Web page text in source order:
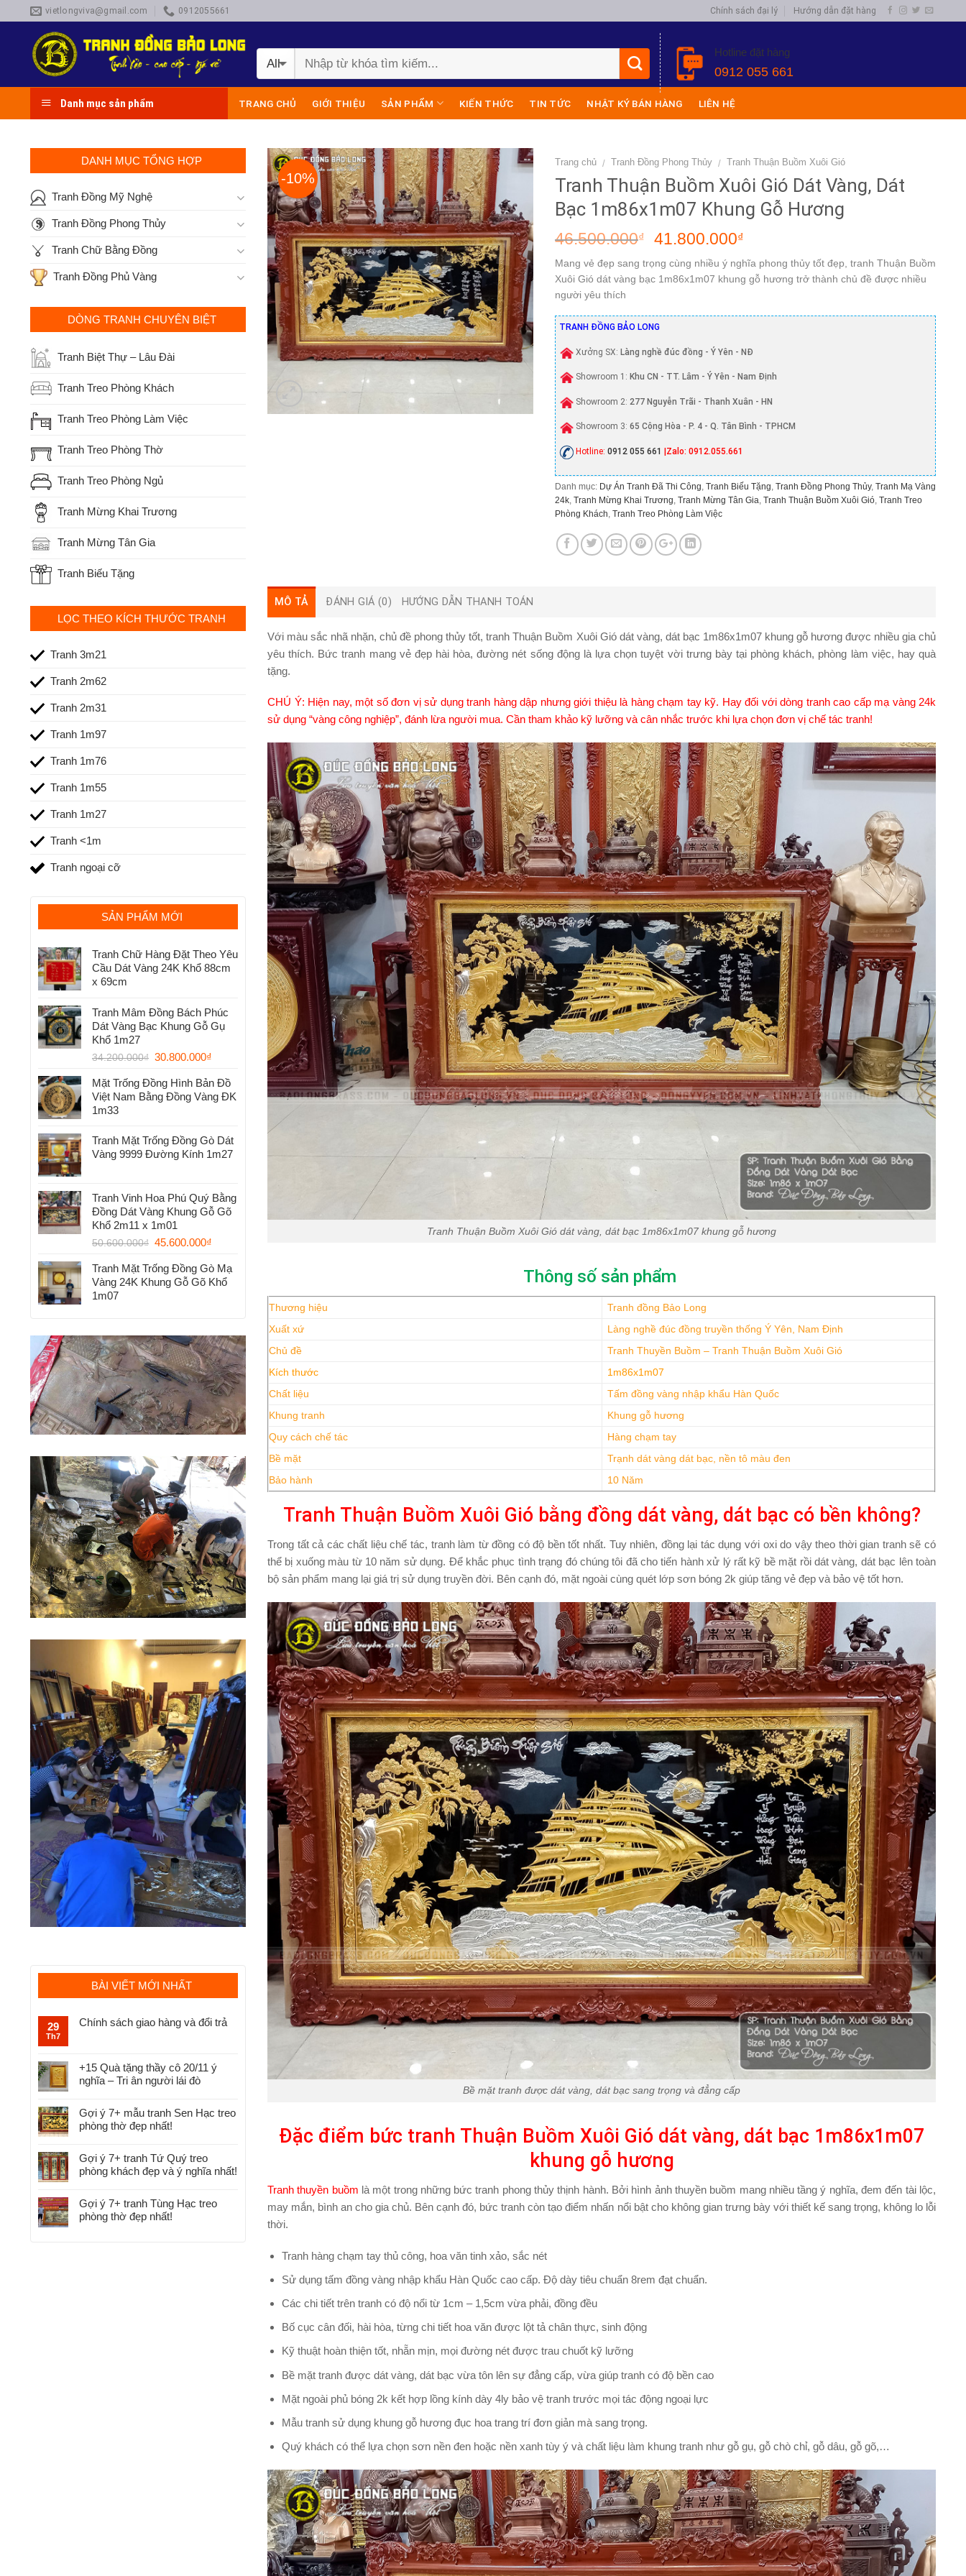
to
vietlongviva@gmail.com 0912055661 Chính sách đại lý Hướng dẫn đặt hàng
Hotline đặt hàng
0912 055 661
Danh mục sản phẩm TRANG CHỦ GIỚI THIỆU SẢN PHẨM KIẾN THỨC TIN TỨC NHẬT KÝ BÁN HÀNG LIÊN HỆ
-10%
Trang chủ / Tranh Đồng Phong Thủy / Tranh Thuận Buồm Xuôi Gió
Tranh Thuận Buồm Xuôi Gió Dát Vàng, Dát
Bạc 1m86x1m07 Khung Gỗ Hương
46.500.000₫ 41.800.000₫
Mang vẻ đẹp sang trọng cùng nhiều ý nghĩa phong thủy tốt đẹp, tranh Thuận Buồm
Xuôi Gió dát vàng bạc 1m86x1m07 khung gỗ hương trở thành chủ đề được nhiều
người yêu thích
TRANH ĐỒNG BẢO LONG
Xưởng SX: Làng nghề đúc đồng - Ý Yên - NĐ
Showroom 1: Khu CN - TT. Lâm - Ý Yên - Nam Định
Showroom 2: 277 Nguyễn Trãi - Thanh Xuân - HN
Showroom 3: 65 Cộng Hòa - P. 4 - Q. Tân Bình - TPHCM
Hotline: 0912 055 661 |Zalo: 0912.055.661
Danh mục: Dự Án Tranh Đã Thi Công Tranh Biếu Tặng Tranh Đồng Phong Thủy, Tranh Mạ Vàng
24k Tranh Mừng Khai Trương Tranh Mừng Tân Gia Tranh Thuận Buồm Xuôi Gió Tranh Treo
Phòng Khách Tranh Treo Phòng Làm Việc
MÔ TẢ ĐÁNH GIÁ (0) HƯỚNG DẪN THANH TOÁN
Với màu sắc nhã nhặn, chủ đề phong thủy tốt, tranh Thuận Buồm Xuôi Gió dát vàng, dát bạc 1m86x1m07 khung gỗ hươngđược nhiều gia chủ
yêu thích. Bức tranh mang vẻ đẹp hài hòa, đường nét sống động là lựa chọn tuyệt vời trưng bày tại phòng khách, phòng làm việc, hay quà
tặng.
CHÚ Ý: Hiện nay, một số đơn vị sử dụng tranh hàng dập nhưng giới thiệu là hàng chạm tay kỹ. Hay đối với dòng tranh cao cấp mạ vàng 24k
sử dụng “vàng công nghiệp”, đánh lừa người mua. Cần tham khảo kỹ lưỡng và cân nhắc trước khi lựa chọn đơn vị chế tác tranh!
Tranh Thuận Buồm Xuôi Gió dát vàng, dát bạc 1m86x1m07 khung gỗ hương
Thông số sản phẩm
Thương hiệu
Tranh đồng Bảo Long
Xuất xứ
Làng nghề đúc đồng truyền thống Ý Yên, Nam Định
Chủ đề
Tranh Thuyền Buồm – Tranh Thuận Buồm Xuôi Gió
Kích thước
1m86x1m07
Chất liệu
Tấm đồng vàng nhập khẩu Hàn Quốc
Khung tranh
Khung gỗ hương
Quy cách chế tác
Hàng chạm tay
Bề mặt
Trạnh dát vàng dát bạc, nền tô màu đen
Bảo hành
10 Năm
Tranh Thuận Buồm Xuôi Gió bằng đồng dát vàng, dát bạc có bền không?
Trong tất cả các chất liệu chế tác, tranh làm từ đồng có độ bền tốt nhất. Tuy nhiên, đồng lại tác dụng với oxi do vậy theo thời gian tranh sẽ có
thể bị xuống màu từ 10 năm sử dụng. Để khắc phục tình trạng đó chúng tôi đã cho tiến hành xử lý rất kỹ bề mặt rồi dát vàng, dát bạc lên toàn
bộ sản phẩm mang lại giá trị sử dụng truyền đời. Bên cạnh đó, mặt ngoài cùng quét lớp sơn bóng 2k giúp tăng vẻ đẹp và bảo vệ tốt hơn.
Bề mặt tranh được dát vàng, dát bạc sang trọng và đẳng cấp
Đặc điểm bức tranh Thuận Buồm Xuôi Gió dát vàng, dát bạc 1m86x1m07
khung gỗ hương
Tranh thuyền buồm là một trong những bức tranh phong thủy thịnh hành. Bởi hình ảnh thuyền buồm mang nhiều tầng ý nghĩa, đem đến tài lộc,
may mắn, bình an cho gia chủ. Bên cạnh đó, bức tranh còn tạo điểm nhấn nổi bật cho không gian trưng bày với thiết kế sang trọng, không lo lỗi
thời.
Tranh hàng chạm tay thủ công, hoa văn tinh xảo, sắc nét
Sử dụng tấm đồng vàng nhập khẩu Hàn Quốc cao cấp. Độ dày tiêu chuẩn 8rem đạt chuẩn.
Các chi tiết trên tranh có độ nổi từ 1cm – 1,5cm vừa phải, đồng đều
Bố cục cân đối, hài hòa, từng chi tiết hoa văn được lột tả chân thực, sinh động
Kỹ thuật hoàn thiện tốt, nhẵn mịn, mọi đường nét được trau chuốt kỹ lưỡng
Bề mặt tranh được dát vàng, dát bạc vừa tôn lên sự đẳng cấp, vừa giúp tranh có độ bền cao
Mặt ngoài phủ bóng 2k kết hợp lồng kính dày 4ly bảo vệ tranh trước mọi tác động ngoại lực
Mẫu tranh sử dụng khung gỗ hương đục hoa trang trí đơn giản mà sang trọng.
Quý khách có thể lựa chọn sơn nền đen hoặc nền xanh tùy ý và chất liệu làm khung tranh như gỗ gụ, gỗ chò chỉ, gỗ dâu, gỗ gõ,…
DANH MỤC TỔNG HỢP
Tranh Đồng Mỹ Nghệ
Tranh Đồng Phong Thủy
Tranh Chữ Bằng Đồng
Tranh Đồng Phủ Vàng
DÒNG TRANH CHUYÊN BIỆT
Tranh Biệt Thự – Lâu Đài
Tranh Treo Phòng Khách
Tranh Treo Phòng Làm Việc
Tranh Treo Phòng Thờ
Tranh Treo Phòng Ngủ
Tranh Mừng Khai Trương
Tranh Mừng Tân Gia
Tranh Biếu Tặng
LỌC THEO KÍCH THƯỚC TRANH
Tranh 3m21
Tranh 2m62
Tranh 2m31
Tranh 1m97
Tranh 1m76
Tranh 1m55
Tranh 1m27
Tranh <1m
Tranh ngoại cỡ
SẢN PHẨM MỚI
Tranh Chữ Hàng Đặt Theo Yêu
Cầu Dát Vàng 24K Khổ 88cm
x 69cm
Tranh Mâm Đồng Bách Phúc
Dát Vàng Bạc Khung Gỗ Gụ
Khổ 1m27
34.200.000₫ 30.800.000₫
Mặt Trống Đồng Hình Bản Đồ
Việt Nam Bằng Đồng Vàng ĐK
1m33
Tranh Mặt Trống Đồng Gò Dát
Vàng 9999 Đường Kính 1m27
Tranh Vinh Hoa Phú Quý Bằng
Đồng Dát Vàng Khung Gỗ Gõ
Khổ 2m11 x 1m01
50.600.000₫ 45.600.000₫
Tranh Mặt Trống Đồng Gò Mạ
Vàng 24K Khung Gỗ Gõ Khổ
1m07
BÀI VIẾT MỚI NHẤT
29
Th7
Chính sách giao hàng và đổi trả
+15 Quà tặng thầy cô 20/11 ý
nghĩa – Tri ân người lái đò
Gợi ý 7+ mẫu tranh Sen Hạc treo
phòng thờ đẹp nhất!
Gợi ý 7+ tranh Tứ Quý treo
phòng khách đẹp và ý nghĩa nhất!
Gợi ý 7+ tranh Tùng Hạc treo
phòng thờ đẹp nhất!